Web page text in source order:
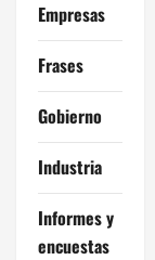
Empresas
Frases
Gobierno
Industria
Informes y
encuestas